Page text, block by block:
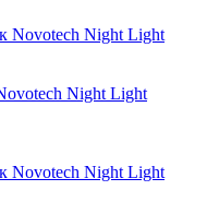
Night Light